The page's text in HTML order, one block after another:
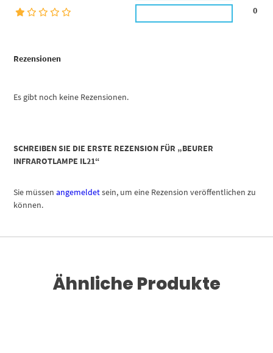
Rezensionen
Es gibt noch keine Rezensionen.
0
SCHREIBEN SIE DIE ERSTE REZENSION FÜR „BEURER
INFRAROTLAMPE IL21“
Sie müssenangemeldetsein, um eine Rezension veröffentlichen zu
können.
Ähnliche Produkte